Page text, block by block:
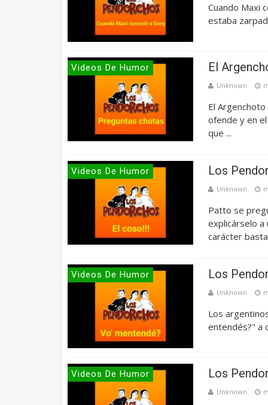
Cuando Maxi
estaba
Videos De Humor El
Unknown
El
ofende y en
que ...
Videos De Humor Los
Unknown
Patto se
explicárselo a
carácter
Videos De Humor Los
Unknown
Los
entendés?" a
Videos De Humor Los
Unknown